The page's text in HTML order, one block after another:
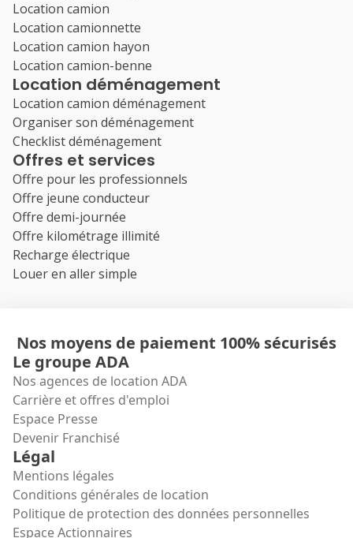
Location camion
Location camionnette
Location camion hayon
Location camion-benne
Location déménagement
Location camion déménagement
Organiser son déménagement
Checklist déménagement
Offres et services
Offre pour les professionnels
Offre jeune conducteur
Offre demi-journée
Offre kilométrage illimité
Recharge électrique
Louer en aller simple
Nos moyens de paiement 100% sécurisés
Le groupe ADA
Nos agences de location ADA
Carrière et offres d'emploi
Espace Presse
Devenir Franchisé
Légal
Mentions légales
Conditions générales de location
Politique de protection des données personnelles
Espace Actionnaires